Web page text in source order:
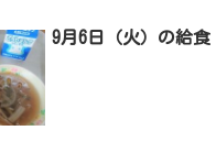
9月6日（火）の給食